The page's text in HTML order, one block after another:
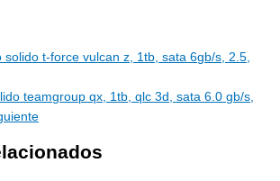
t-force vulcan z, 1tb, sata 6gb/s, 2.5,
teamgroup qx, 1tb, qlc 3d, sata 6.0 gb/s,